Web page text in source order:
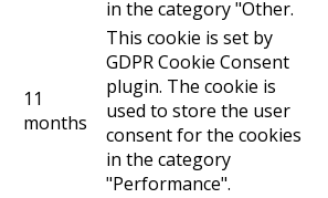
in the category "Other.
11
months
This cookie is set by
GDPR Cookie Consent
plugin. The cookie is
used to store the user
consent for the cookies
in the category
"Performance".